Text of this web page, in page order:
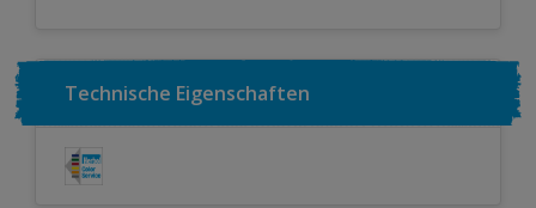
Technische Eigenschaften